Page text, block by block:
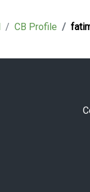
CB Profile